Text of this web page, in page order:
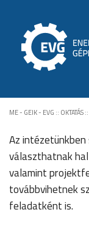
ME - GEIK - EVG :: OKTATÁS::
Az
választhatnak
valamint
továbbvihetnek
feladatként is.